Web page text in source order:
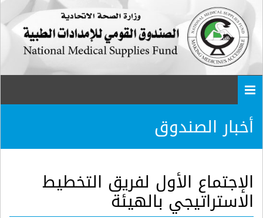
أخبار الصندوق
الإجتماع الأول لفريق التخطيط
الاستراتيجي بالهيئة